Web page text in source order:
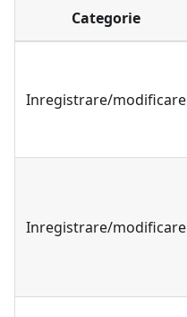
Categorie
Inregistrare/modificare
Inregistrare/modificare